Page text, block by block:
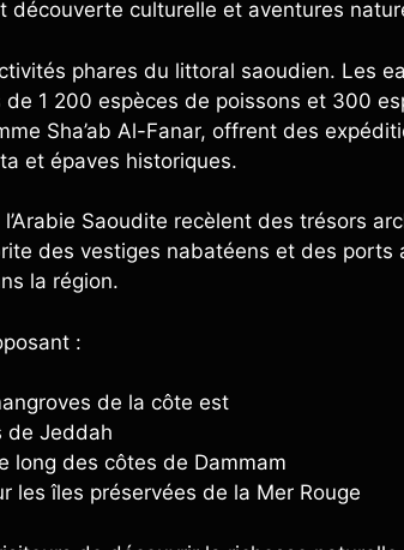
découverte culturelle et aventures
phares du littoral saoudien. Les
1 200 espèces de poissons et 300
Sha’ab Al-Fanar, offrent des
et épaves historiques.
Saoudite recèlent des trésors
des vestiges nabatéens et des ports
la région.
:
de la côte est
de Jeddah
long des côtes de Dammam
les îles préservées de la Mer Rouge